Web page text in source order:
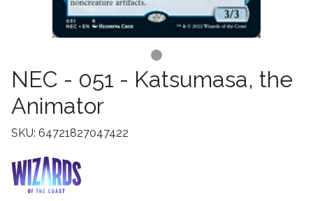
NEC - 051 - Katsumasa, the
Animator
SKU: 64721827047422